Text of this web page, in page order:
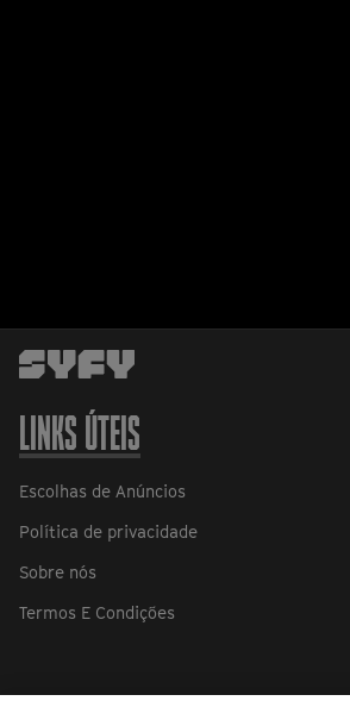
LINKS ÚTEIS
Escolhas de Anúncios
Política de privacidade
Sobre nós
Termos E Condições